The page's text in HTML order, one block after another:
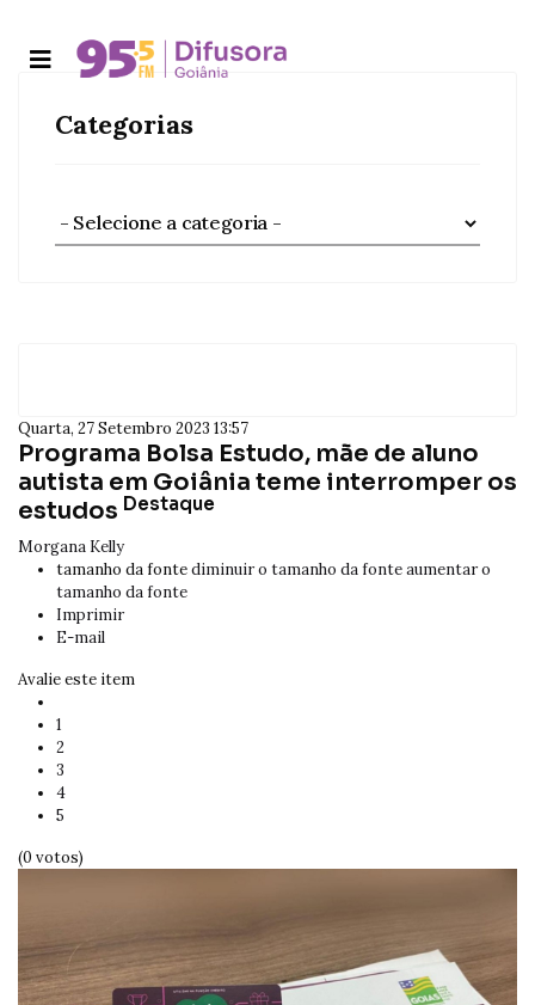
Categorias
Quarta, 27 Setembro 2023 13:57
Programa Bolsa Estudo, mãe de aluno
autista em Goiânia teme interromper os
estudos Destaque
Morgana Kelly
tamanho da fontediminuir o tamanho da fonteaumentar o
tamanho da fonte
Imprimir
E-mail
Avalie este item
1
2
3
4
5
(0 votos)